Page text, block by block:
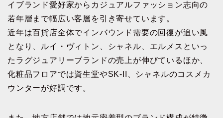
イブランド愛好家からカジュアルファッション志向の
若年層まで幅広い客層を引き寄せています。
近年は百貨店全体でインバウンド需要の回復が追い風
となり、ルイ・ヴィトン、シャネル、エルメスといっ
たラグジュアリーブランドの売上が伸びているほか、
化粧品フロアでは資生堂やSK-II、シャネルのコスメカ
ウンターが好調です。